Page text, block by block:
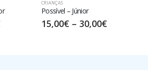
– Júnior
30,00€ 20,00